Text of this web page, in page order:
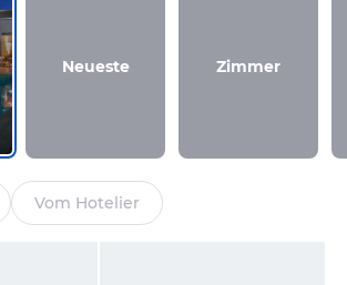
Neueste Zimmer
Vom Hotelier